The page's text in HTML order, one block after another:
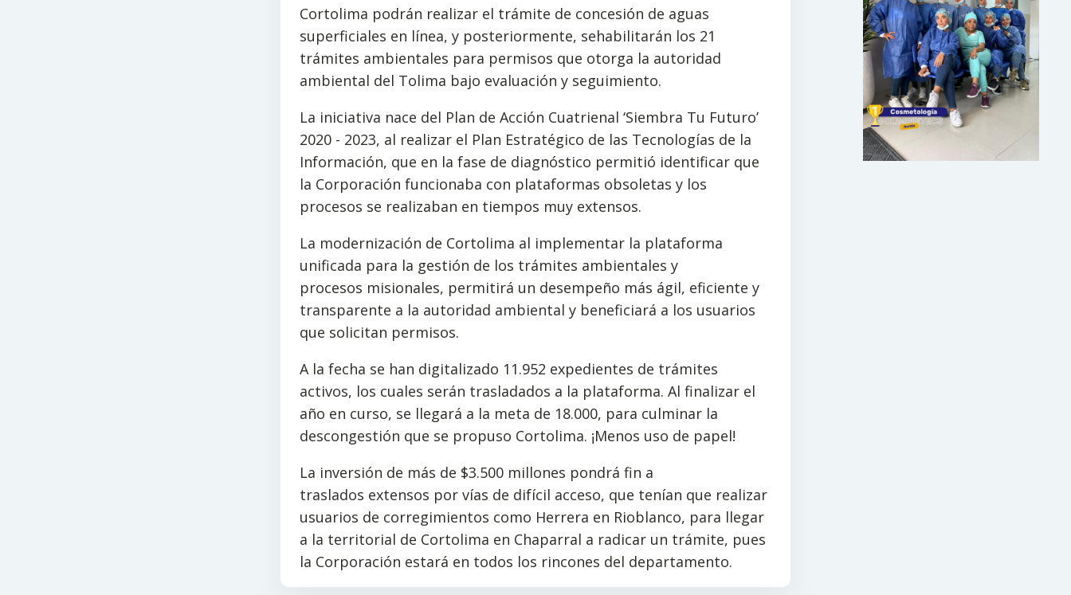
Cortolima podrán realizar el trámite de concesión de aguas
superficiales en línea, y posteriormente, sehabilitarán los 21
trámites ambientales para permisos que otorga la autoridad
ambiental del Tolima bajo evaluación y seguimiento.
La iniciativa nace del Plan de Acción Cuatrienal ‘Siembra Tu Futuro’
2020 - 2023, al realizar el Plan Estratégico de las Tecnologías de la
Información, que en la fase de diagnóstico permitió identificar que
la Corporación funcionaba con plataformas obsoletas y los
procesos se realizaban en tiempos muy extensos.
La modernización de Cortolima al implementar la plataforma
unificada para la gestión de los trámites ambientales y
procesos misionales, permitirá un desempeño más ágil, eficiente y
transparente a la autoridad ambiental y beneficiará a los usuarios
que solicitan permisos.
A la fecha se han digitalizado 11.952 expedientes de trámites
activos, los cuales serán trasladados a la plataforma. Al finalizar el
año en curso, se llegará a la meta de 18.000, para culminar la
descongestión que se propuso Cortolima. ¡Menos uso de papel!
La inversión de más de $3.500 millones pondrá fin a
traslados extensos por vías de difícil acceso, que tenían que realizar
usuarios de corregimientos como Herrera en Rioblanco, para llegar
a la territorial de Cortolima en Chaparral a radicar un trámite, pues
la Corporación estará en todos los rincones del departamento.